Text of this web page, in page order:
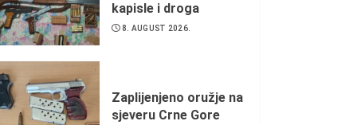
kapisle i droga
8. AUGUST 2026.
Zaplijenjeno oružje na
sjeveru Crne Gore